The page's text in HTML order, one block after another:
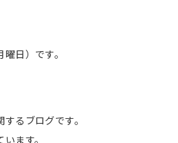
日）です。
るブログです。
ます。